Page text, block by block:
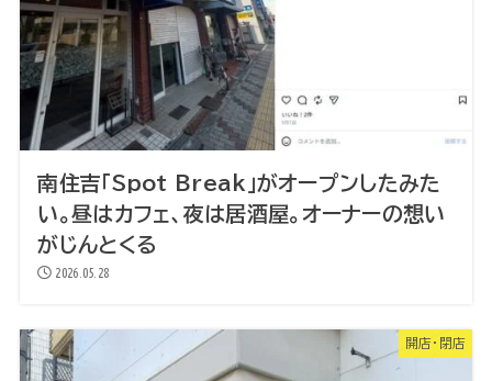
南住吉「Spot Break」がオープンしたみた
い。昼はカフェ、夜は居酒屋。オーナーの想い
がじんとくる
2026.05.28
開店・閉店